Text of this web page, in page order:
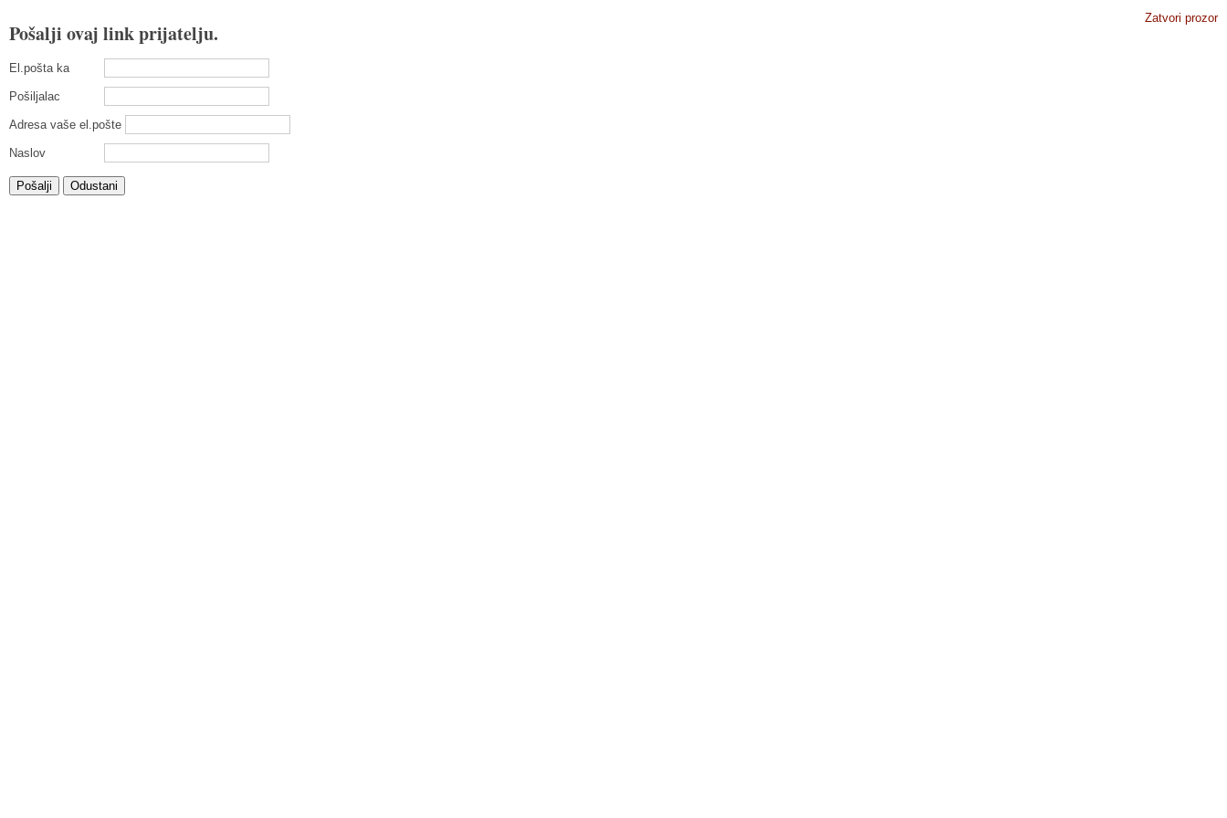
Pošalji ovaj link prijatelju.
Zatvori prozor
El.pošta ka
Pošiljalac
Adresa vaše el.pošte
Naslov
Pošalji Odustani